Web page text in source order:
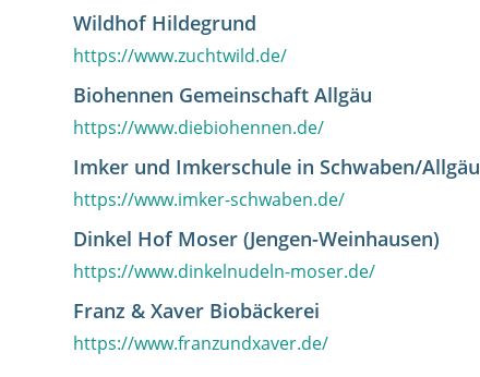
Wildhof Hildegrund
https://www.zuchtwild.de/
Biohennen Gemeinschaft Allgäu
https://www.diebiohennen.de/
Imker und Imkerschule in Schwaben/Allgäu
https://www.imker-schwaben.de/
Dinkel Hof Moser (Jengen-Weinhausen)
https://www.dinkelnudeln-moser.de/
Franz & Xaver Biobäckerei
https://www.franzundxaver.de/